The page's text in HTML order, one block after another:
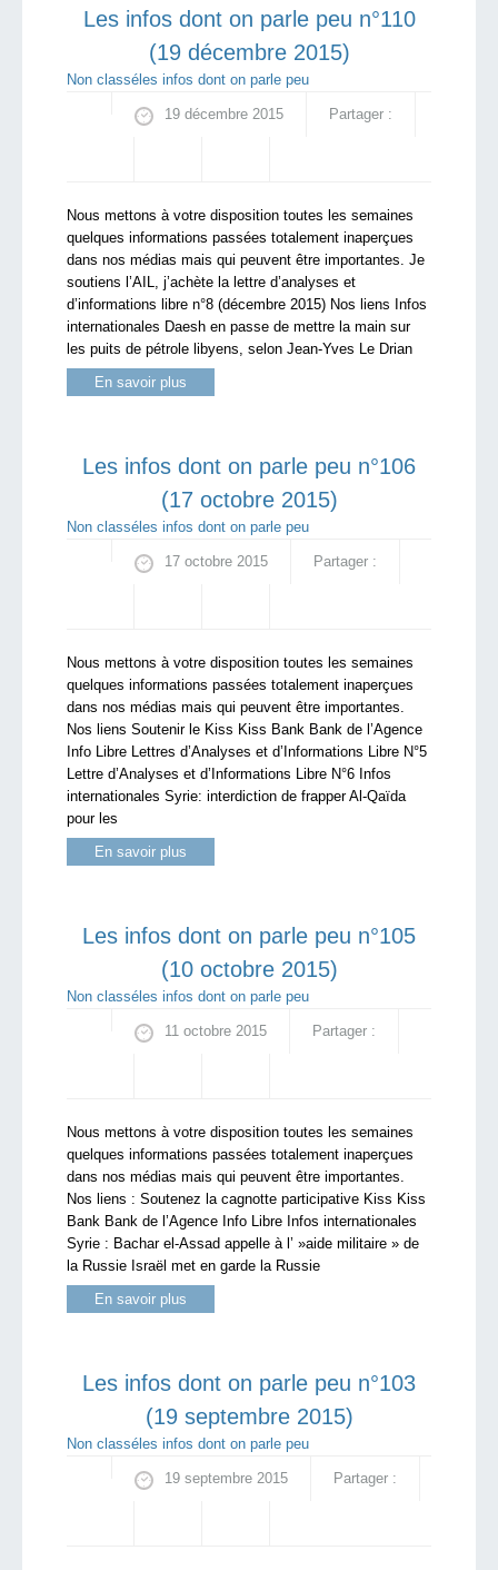
Les infos dont on parle peu n°110
(19 décembre 2015)
Non classé les infos dont on parle peu
19 décembre 2015 Partager :
Nous mettons à votre disposition toutes les semaines
quelques informations passées totalement inaperçues
dans nos médias mais qui peuvent être importantes. Je
soutiens l’AIL, j’achète la lettre d’analyses et
d’informations libre n°8 (décembre 2015) Nos liens Infos
internationales Daesh en passe de mettre la main sur
les puits de pétrole libyens, selon Jean-Yves Le Drian
En savoir plus
Les infos dont on parle peu n°106
(17 octobre 2015)
Non classé les infos dont on parle peu
17 octobre 2015 Partager :
Nous mettons à votre disposition toutes les semaines
quelques informations passées totalement inaperçues
dans nos médias mais qui peuvent être importantes.
Nos liens Soutenir le Kiss Kiss Bank Bank de l’Agence
Info Libre Lettres d’Analyses et d’Informations Libre N°5
Lettre d’Analyses et d’Informations Libre N°6 Infos
internationales Syrie: interdiction de frapper Al-Qaïda
pour les
En savoir plus
Les infos dont on parle peu n°105
(10 octobre 2015)
Non classé les infos dont on parle peu
11 octobre 2015 Partager :
Nous mettons à votre disposition toutes les semaines
quelques informations passées totalement inaperçues
dans nos médias mais qui peuvent être importantes.
Nos liens : Soutenez la cagnotte participative Kiss Kiss
Bank Bank de l’Agence Info Libre Infos internationales
Syrie : Bachar el-Assad appelle à l’ »aide militaire » de
la Russie Israël met en garde la Russie
En savoir plus
Les infos dont on parle peu n°103
(19 septembre 2015)
Non classé les infos dont on parle peu
19 septembre 2015 Partager :